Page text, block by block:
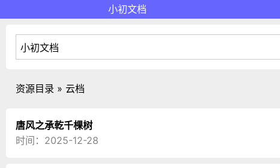
小初文档
资源目录 » 云档
唐风之承乾千棵树
时间：2025-12-28